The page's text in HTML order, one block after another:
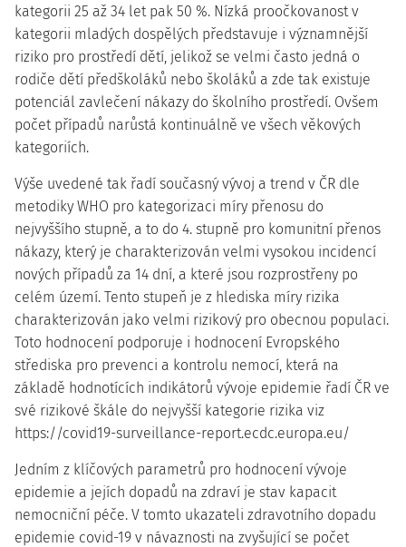
kategorii 25 až 34 let pak 50 %. Nízká proočkovanost v
kategorii mladých dospělých představuje i významnější
riziko pro prostředí dětí, jelikož se velmi často jedná o
rodiče dětí předškoláků nebo školáků a zde tak existuje
potenciál zavlečení nákazy do školního prostředí. Ovšem
počet případů narůstá kontinuálně ve všech věkových
kategoriích.
Výše uvedené tak řadí současný vývoj a trend v ČR dle
metodiky WHO pro kategorizaci míry přenosu do
nejvyššího stupně, a to do 4. stupně pro komunitní přenos
nákazy, který je charakterizován velmi vysokou incidencí
nových případů za 14 dní, a které jsou rozprostřeny po
celém území. Tento stupeň je z hlediska míry rizika
charakterizován jako velmi rizikový pro obecnou populaci.
Toto hodnocení podporuje i hodnocení Evropského
střediska pro prevenci a kontrolu nemocí, která na
základě hodnotících indikátorů vývoje epidemie řadí ČR ve
své rizikové škále do nejvyšší kategorie rizika viz
https://covid19-surveillance-report.ecdc.europa.eu/
Jedním z klíčových parametrů pro hodnocení vývoje
epidemie a jejích dopadů na zdraví je stav kapacit
nemocniční péče. V tomto ukazateli zdravotního dopadu
epidemie covid-19 v návaznosti na zvyšující se počet